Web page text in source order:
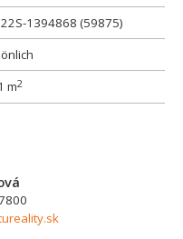
1394868 (59875)
m2